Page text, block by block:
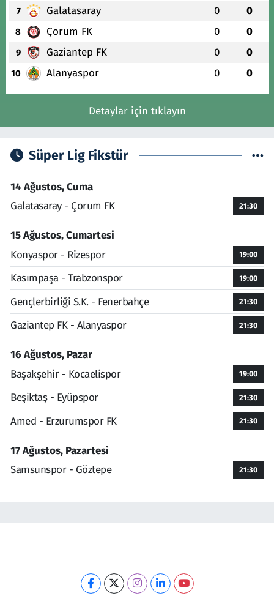
7 Galatasaray 0 0
8 Çorum FK 0 0
9 Gaziantep FK 0 0
10 Alanyaspor 0 0
Detaylar için tıklayın
Süper Lig Fikstür
14 Ağustos, Cuma
Galatasaray - Çorum FK
21:30
15 Ağustos, Cumartesi
Konyaspor - Rizespor
19:00
Kasımpaşa - Trabzonspor 19:00
Gençlerbirliği S.K. - Fenerbahçe 21:30
Gaziantep FK - Alanyaspor 21:30
16 Ağustos, Pazar
Başakşehir - Kocaelispor
19:00
Beşiktaş - Eyüpspor 21:30
Amed - Erzurumspor FK 21:30
17 Ağustos, Pazartesi
Samsunspor - Göztepe
21:30